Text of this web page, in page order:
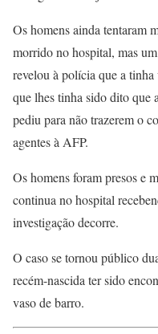
Os homens ainda tentaram
morrido no hospital, mas
revelou à polícia que a
que lhes tinha sido dito que
pediu para não trazerem o
agentes à AFP.
Os homens foram presos e
continua no hospital
investigação decorre.
O caso se tornou público
recém-nascida ter sido
vaso de barro.